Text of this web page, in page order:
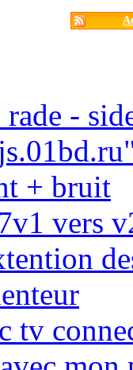
-
+ bruit
vers
tv